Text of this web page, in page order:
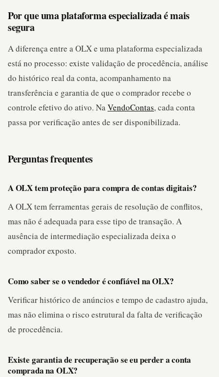
Por que uma plataforma especializada é mais
segura
A diferença entre a OLX e uma plataforma especializada
está no processo: existe validação de procedência, análise
do histórico real da conta, acompanhamento na
transferência e garantia de que o comprador recebe o
controle efetivo do ativo. NaVendoContas, cada conta
passa por verificação antes de ser disponibilizada.
Perguntas frequentes
A OLX tem proteção para compra de contas digitais?
A OLX tem ferramentas gerais de resolução de conflitos,
mas não é adequada para esse tipo de transação. A
ausência de intermediação especializada deixa o
comprador exposto.
Como saber se o vendedor é confiável na OLX?
Verificar histórico de anúncios e tempo de cadastro ajuda,
mas não elimina o risco estrutural da falta de verificação
de procedência.
Existe garantia de recuperação se eu perder a conta
comprada na OLX?